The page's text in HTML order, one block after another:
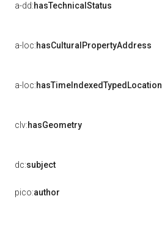
a-dd:hasTechnicalStatus
a-loc:hasCulturalPropertyAddress
a-loc:hasTimeIndexedTypedLocation
clv:hasGeometry
dc:subject
pico:author